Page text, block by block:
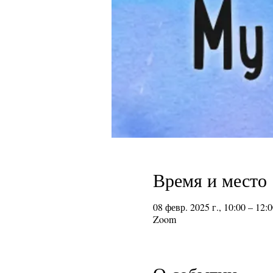
Время и место
08 февр. 2025 г., 10:00 –
Zoom